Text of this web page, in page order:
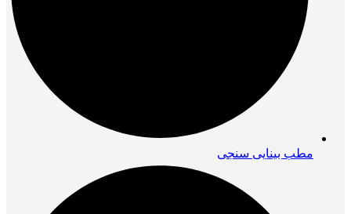
مطب بینایی سنجی